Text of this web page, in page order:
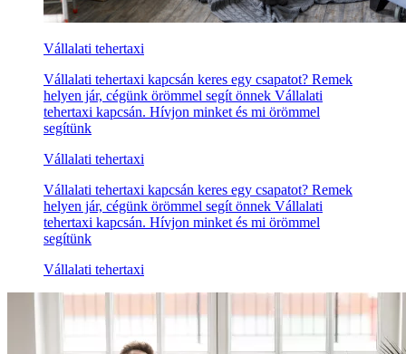
Vállalati tehertaxi
Vállalati tehertaxi kapcsán keres egy csapatot? Remek
helyen jár, cégünk örömmel segít önnek Vállalati
tehertaxi kapcsán. Hívjon minket és mi örömmel
segítünk
Vállalati tehertaxi
Vállalati tehertaxi kapcsán keres egy csapatot? Remek
helyen jár, cégünk örömmel segít önnek Vállalati
tehertaxi kapcsán. Hívjon minket és mi örömmel
segítünk
Vállalati tehertaxi